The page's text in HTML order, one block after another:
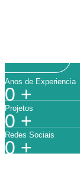
Anos de Experiencia
0 +
Projetos
0 +
Redes Sociais
0 +